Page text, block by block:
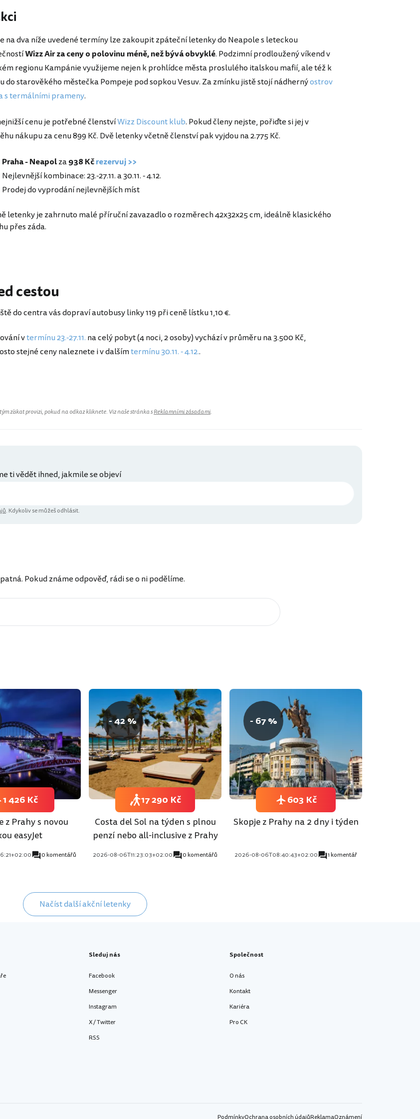
na dva níže uvedené termíny lze zakoupit zpáteční letenky do Neapole s leteckou
Wizz Air za ceny o polovinu méně, než bývá obvyklé. Podzimní prodloužený víkend v
regionu Kampánie využijeme nejen k prohlídce města proslulého italskou mafií, ale též k
do starověkého městečka Pompeje pod sopkou Vesuv. Za zmínku jistě stojí nádhernýostrov
s termálními prameny.
cenu je potřebné členstvíWizz Discount klub. Pokud členy nejste, pořiďte si jej v
nákupu za cenu 899 Kč. Dvě letenky včetně členství pak vyjdou na 2.775 Kč.
Praha - Neapolza938 Kčrezervuj >>
Nejlevnější kombinace: 23.-27.11. a 30.11. - 4.12.
Prodej do vyprodání nejlevnějších míst
letenky je zahrnuto malé příruční zavazadlo o rozměrech 42x32x25 cm, ideálně klasického
přes záda.
cestou
do centra vás dopraví autobusy linky 119 při ceně lístku 1,10 €.
vtermínu 23.-27.11. na celý pobyt (4 noci, 2 osoby) vychází v průměru na 3.500 Kč,
stejné ceny naleznete i v dalšímtermínu 30.11. - 4.12..
získat provizi, pokud na odkaz kliknete. Viz naše stránka sReklamními zásadami.
ti vědět ihned, jakmile se objeví
. Kdykoliv se můžeš odhlásit.
Pokud známe odpověď, rádi se o ni podělíme.
z Prahy s novou
easyJet
0 komentářů
1 426 Kč
- 42 %
Costa del Sol na týden s plnou
penzí nebo all-inclusive z Prahy
2026-08-06T11:23:03+02:00 0 komentářů
17 290 Kč
- 67 %
Skopje z Prahy na 2 dny i týden
2026-08-06T08:40:43+02:00 1 komentář
603 Kč
Načíst další akční letenky
Sleduj nás
Facebook
Messenger
Instagram
X / Twitter
RSS
Společnost
O nás
Kontakt
Kariéra
Pro CK
PodmínkyOchrana osobních údajůReklamaOznámení